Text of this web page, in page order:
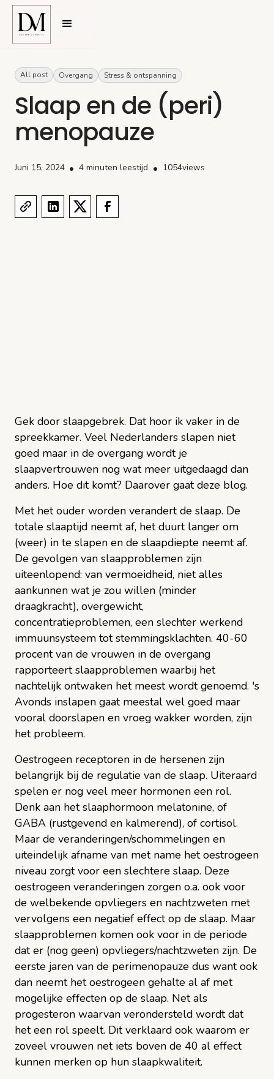
All post Overgang Stress & ontspanning
Slaap en de (peri)
menopauze
Juni 15, 2024 • 4 minuten leestijd • 1054views
Gek door slaapgebrek. Dat hoor ik vaker in de
spreekkamer. Veel Nederlanders slapen niet
goed maar in de overgang wordt je
slaapvertrouwen nog wat meer uitgedaagd dan
anders. Hoe dit komt? Daarover gaat deze blog.
Met het ouder worden verandert de slaap. De
totale slaaptijd neemt af, het duurt langer om
(weer) in te slapen en de slaapdiepte neemt af.
De gevolgen van slaapproblemen zijn
uiteenlopend: van vermoeidheid, niet alles
aankunnen wat je zou willen (minder
draagkracht), overgewicht,
concentratieproblemen, een slechter werkend
immuunsysteem tot stemmingsklachten. 40-60
procent van de vrouwen in de overgang
rapporteert slaapproblemen waarbij het
nachtelijk ontwaken het meest wordt genoemd. 's
Avonds inslapen gaat meestal wel goed maar
vooral doorslapen en vroeg wakker worden, zijn
het probleem.
Oestrogeen receptoren in de hersenen zijn
belangrijk bij de regulatie van de slaap. Uiteraard
spelen er nog veel meer hormonen een rol.
Denk aan het slaaphormoon melatonine, of
GABA (rustgevend en kalmerend), of cortisol.
Maar de veranderingen/schommelingen en
uiteindelijk afname van met name het oestrogeen
niveau zorgt voor een slechtere slaap. Deze
oestrogeen veranderingen zorgen o.a. ook voor
de welbekende opvliegers en nachtzweten met
vervolgens een negatief effect op de slaap. Maar
slaapproblemen komen ook voor in de periode
dat er (nog geen) opvliegers/nachtzweten zijn. De
eerste jaren van de perimenopauze dus want ook
dan neemt het oestrogeen gehalte al af met
mogelijke effecten op de slaap. Net als
progesteron waarvan verondersteld wordt dat
het een rol speelt. Dit verklaard ook waarom er
zoveel vrouwen net iets boven de 40 al effect
kunnen merken op hun slaapkwaliteit.